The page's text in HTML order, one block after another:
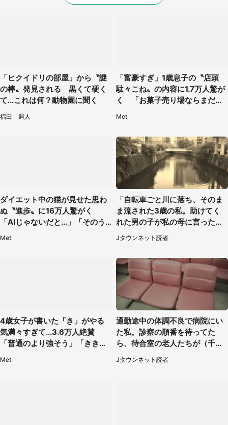
「ヒクイドリの部屋」から〝謎
の棒〟発見される 黒くて硬く
て...これは何？動物園に聞く
福田 週人
「富豪すぎ」1歳息子の〝店頭
駄々こね〟の内容に1.7万人驚が
く 「お菓子売り場ならまだし
Met
ダイエット中の猫が見せた思わ
ぬ〝進歩〟に16万人驚がく
「AIじゃないだと...」「そのう
ち喋りそう」
Met
「自転車ごと川に落ち、そのま
ま流された3歳の私。助けてく
れた男の子が私の母に言ったの
は...」（千葉県・20代女性）
Jタウンネット読者
4歳女子が書いた「き」がやる
気満々すぎて...3.6万人絶賛
「普通のより強そう」「きき迫
Met
通勤途中の体調不良で病院にい
た私。診察の順番を待ってた
ら、待合室の老人たちが（千葉
県・50代男性）
Jタウンネット読者